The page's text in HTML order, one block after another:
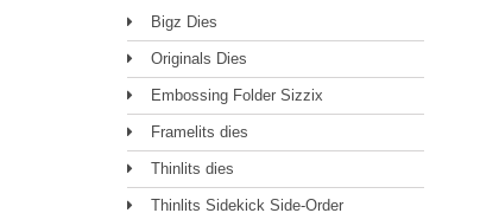
Bigz Dies
Originals Dies
Embossing Folder Sizzix
Framelits dies
Thinlits dies
Thinlits Sidekick Side-Order